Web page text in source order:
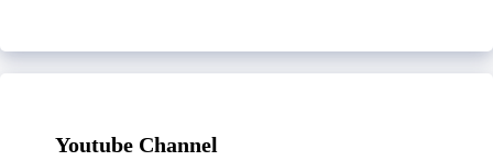
Youtube Channel